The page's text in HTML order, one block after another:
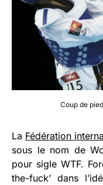
Coup de
La Fédération
sous le nom de
pour sigle WTF.
the-fuck’ dans